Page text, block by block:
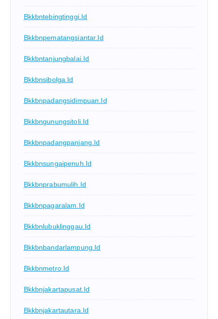
Bkkbntebingtinggi.id
Bkkbnpematangsiantar.id
Bkkbntanjungbalai.id
Bkkbnsibolga.id
Bkkbnpadangsidimpuan.id
Bkkbngunungsitoli.id
Bkkbnpadangpanjang.id
Bkkbnsungaipenuh.id
Bkkbnprabumulih.id
Bkkbnpagaralam.id
Bkkbnlubuklinggau.id
Bkkbnbandarlampung.id
Bkkbnmetro.id
Bkkbnjakartapusat.id
Bkkbnjakartautara.id